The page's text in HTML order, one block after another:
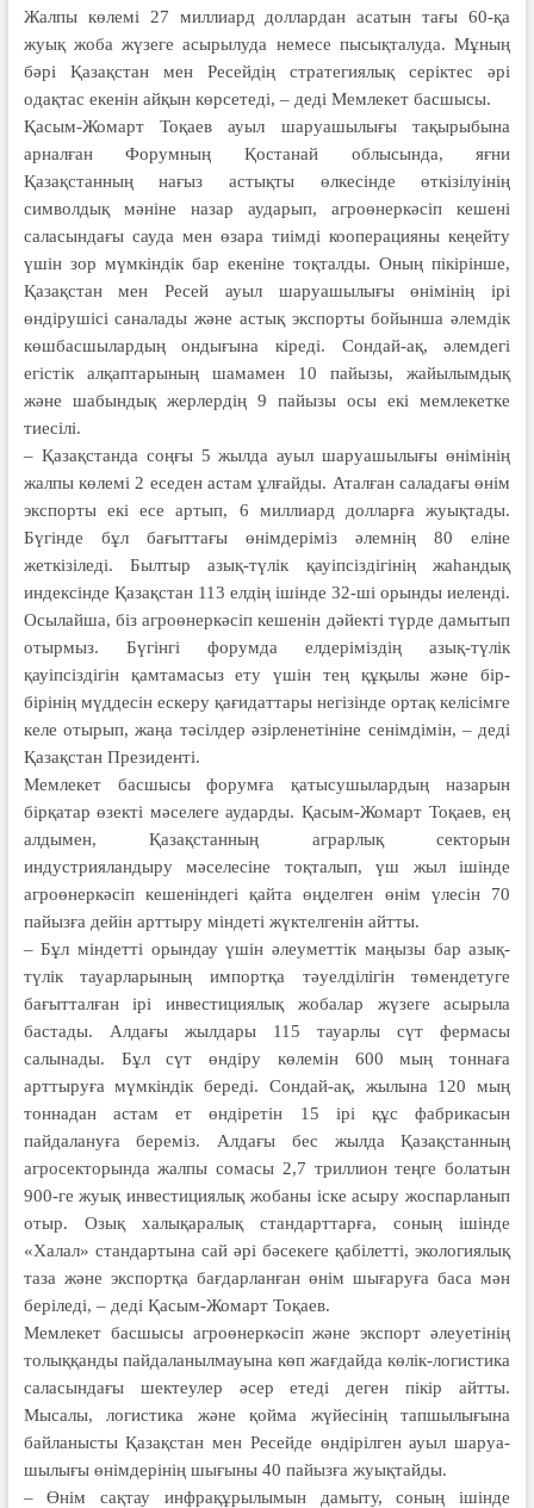
Жалпы көлемі 27 миллиард дол­лардан асатын тағы 60-қа
жуық жоба жүзеге асырылуда немесе пысықталуда. Мұның
бәрі Қазақстан мен Ресейдің стратегиялық серіктес әрі
одақтас екенін айқын көрсетеді, – деді Мемлекет басшысы.
Қасым-Жомарт Тоқаев ауыл шаруа­шылығы тақырыбына
арналған Фо­румның Қостанай облысында, яғни
Қазақстанның нағыз астықты өлке­сінде өткізілуінің
символдық мәніне назар аударып, агроөнеркәсіп кешені
саласындағы сауда мен өзара тиімді кооперацияны кеңейту
үшін зор мүм­кіндік бар екеніне тоқталды. Оның пікірінше,
Қазақстан мен Ресей ауыл шаруашылығы өнімінің ірі
өндірушісі саналады және астық экспорты бойын­ша әлемдік
көшбасшылардың он­дығына кіреді. Сондай-ақ, әлемдегі
егістік алқаптарының шамамен 10 па­йызы, жайылымдық
және шабындық жер­лердің 9 пайызы осы екі мемлекетке
тиесілі.
– Қазақстанда соңғы 5 жылда ауыл шаруашылығы өнімінің
жалпы көлемі 2 еседен астам ұлғайды. Аталған сала­дағы өнім
экспорты екі есе артып, 6 миллиард долларға жуықтады.
Бүгін­де бұл бағыттағы өнімдеріміз әлем­нің 80 еліне
жеткізіледі. Былтыр азық-түлік қауіпсіздігінің жаһандық
индек­сінде Қазақстан 113 елдің ішінде 32-ші орынды иеленді.
Осылайша, біз агроөнеркәсіп кешенін дәйекті түрде дамытып
отырмыз. Бүгінгі форумда елдеріміздің азық-түлік
қауіпсіздігін қамтамасыз ету үшін тең құқылы және бір-
бірінің мүддесін ескеру қағидаттары негізінде ортақ келісімге
келе отырып, жаңа тәсілдер әзірленетініне сенімдімін, – деді
Қазақстан Президенті.
Мемлекет басшысы форумға қаты­сушылардың назарын
бірқатар өзекті мәселеге аударды. Қасым-Жомарт Тоқаев, ең
алдымен, Қазақстанның аграрлық секторын
индустрияландыру мәселесіне тоқталып, үш жыл ішінде
агроөнеркәсіп кешеніндегі қайта өңделген өнім үлесін 70
пайызға дейін арттыру міндеті жүктелгенін айтты.
– Бұл міндетті орындау үшін әлеуметтік маңызы бар азық-
түлік тауарларының импортқа тәуелділігін төмендетуге
бағытталған ірі инвестициялық жобалар жүзеге асырыла
бастады. Алдағы жылдары 115 тауарлы сүт фермасы
салынады. Бұл сүт өндіру көлемін 600 мың тоннаға
арттыруға мүмкіндік береді. Сондай-ақ, жылына 120 мың
тоннадан астам ет өндіретін 15 ірі құс фабрикасын
пайдалануға береміз. Алдағы бес жылда Қазақстанның
агросекторында жалпы сомасы 2,7 триллион теңге болатын
900-ге жуық инвестициялық жобаны іске асыру жоспарланып
отыр. Озық халықаралық стандарттарға, соның ішінде
«Халал» стандартына сай әрі бәсекеге қабілетті, экологиялық
таза және экспортқа бағдарланған өнім шығаруға баса мән
беріледі, – деді Қасым-Жомарт Тоқаев.
Мемлекет басшысы агроөнеркәсіп және экспорт әлеуетінің
толыққанды пайдаланылмауына көп жағдайда көлік-логистика
саласындағы шектеулер әсер етеді деген пікір айтты.
Мысалы, логистика және қойма жүйесінің тапшылығына
байланысты Қазақстан мен Ресейде өндірілген ауыл шаруа­
шылығы өнімдерінің шығыны 40 пайызға жуықтайды.
– Өнім сақтау инфрақұрылымын дамыту, соның ішінде